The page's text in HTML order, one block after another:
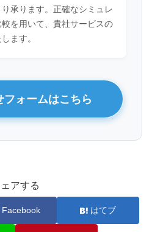
承ります。正確なシミュレ
を用いて、貴社サービスの
ます。
フォームはこちら
アする
Facebook はてブ